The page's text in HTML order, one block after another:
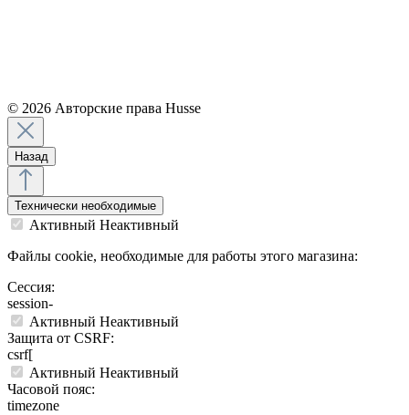
© 2026 Авторские права Husse
Назад
Технически необходимые
Активный Неактивный
Файлы cookie, необходимые для работы этого магазина:
Сессия:
session-
Активный Неактивный
Защита от CSRF:
csrf[
Активный Неактивный
Часовой пояс:
timezone